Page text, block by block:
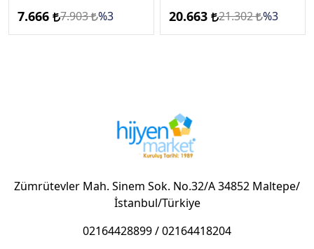
7.666 7.903 %3 20.663 21.302 %3
Zümrütevler Mah. Sinem Sok. No.32/A 34852 Maltepe/
İstanbul/Türkiye
02164428899/02164418204